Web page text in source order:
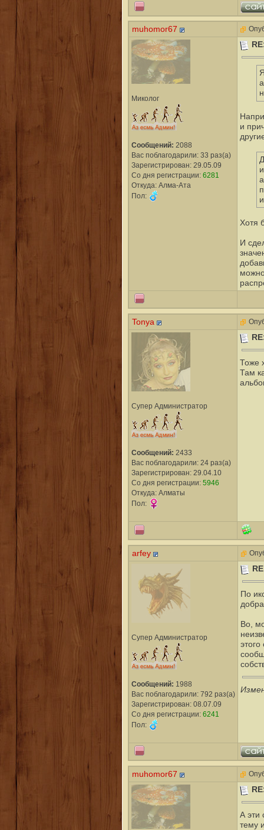
muhomor67
Миколог
Сообщений: 2088
Вас поблагодарили: 33 раз(а)
Зарегистрирован: 29.05.09
Со дня регистрации: 6281
Откуда: Алма-Ата
Пол:
и
Хотя
И
Tonya
Супер Администратор
Сообщений: 2433
Вас поблагодарили: 24 раз(а)
Зарегистрирован: 29.04.10
Со дня регистрации: 5946
Откуда: Алматы
Пол:
Тоже
Там
arfey
Супер Администратор
Сообщений: 1988
Вас поблагодарили: 792 раз(а)
Зарегистрирован: 08.07.09
Со дня регистрации: 6241
Пол:
По
Во,
muhomor67
А эти
тему